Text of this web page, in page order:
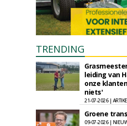
TRENDING
leiding van
onze
niets'
21-07-2026 |
Groene
09-07-2026 |